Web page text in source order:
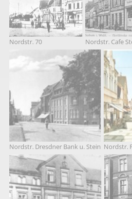
Nordstr. 70 Nordstr. Cafe
Nordstr. Dresdner Bank u. Stein Nordstr.